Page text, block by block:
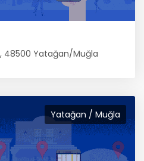
48500 Yatağan/Muğla
Yatağan / Muğla